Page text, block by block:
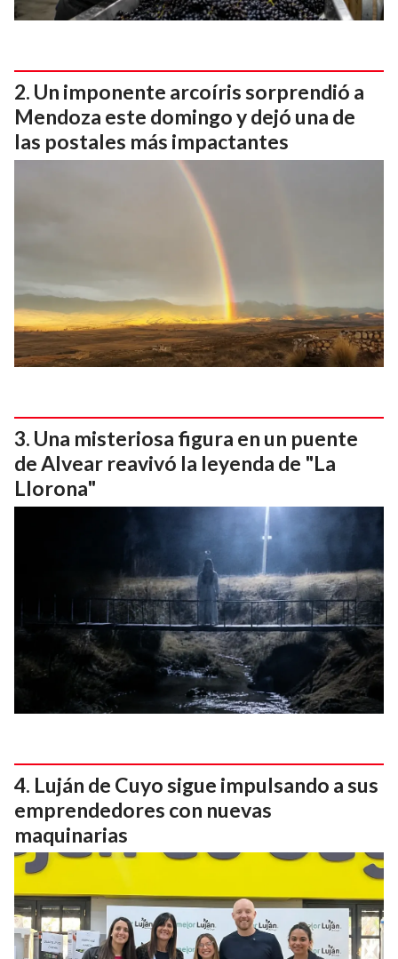
Un imponente arcoíris sorprendió a
Mendoza este domingo y dejó una de
las postales más impactantes
Una misteriosa figura en un puente
de Alvear reavivó la leyenda de "La
Llorona"
Luján de Cuyo sigue impulsando a sus
emprendedores con nuevas
maquinarias